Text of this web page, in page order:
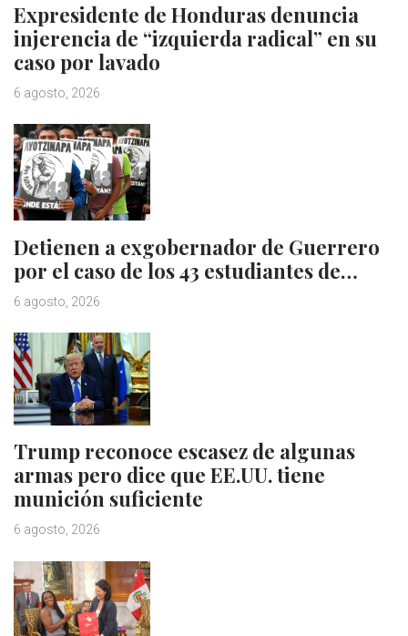
Expresidente de Honduras denuncia
injerencia de “izquierda radical” en su
caso por lavado
6 agosto, 2026
Detienen a exgobernador de Guerrero
por el caso de los 43 estudiantes de…
6 agosto, 2026
Trump reconoce escasez de algunas
armas pero dice que EE.UU. tiene
munición suficiente
6 agosto, 2026